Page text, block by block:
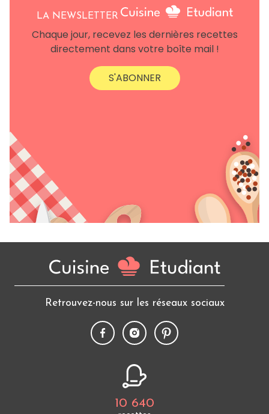
LA NEWSLETTER
Chaque jour, recevez les dernières recettes
directement dans votre boîte mail !
S'ABONNER
Retrouvez-nous sur les réseaux sociaux
10 640